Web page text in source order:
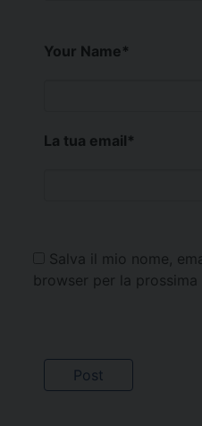
Your Name*
La tua email*
Salva il mio nome,
browser per la